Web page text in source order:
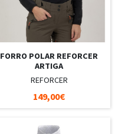
FORRO POLAR REFORCER
ARTIGA
REFORCER
149,00€